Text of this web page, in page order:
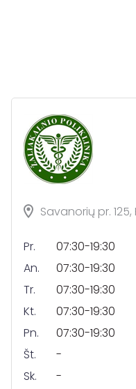
Savanorių pr.
Pr.
07:30-19:30
An.
07:30-19:30
Tr.
07:30-19:30
Kt.
07:30-19:30
Pn.
07:30-19:30
Št.
-
Sk.
-